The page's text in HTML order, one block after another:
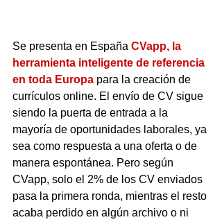
Se presenta en España CVapp, la
herramienta inteligente de referencia
en toda Europa para la creación de
currículos online. El envío de CV sigue
siendo la puerta de entrada a la
mayoría de oportunidades laborales, ya
sea como respuesta a una oferta o de
manera espontánea. Pero según
CVapp, solo el 2% de los CV enviados
pasa la primera ronda, mientras el resto
acaba perdido en algún archivo o ni